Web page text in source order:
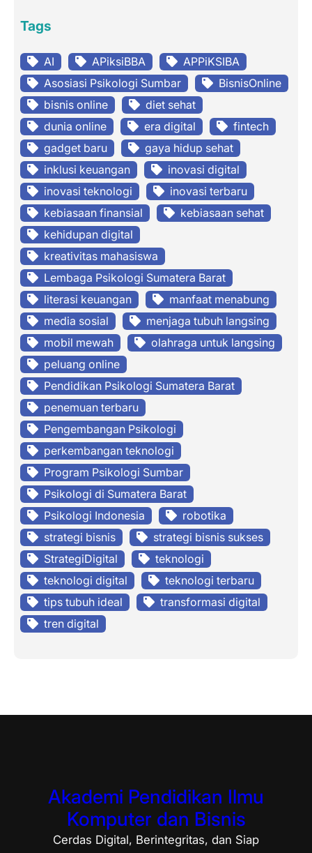
Tags
AI APiksiBBA
APPiKSIBA
Asosiasi Psikologi Sumbar
BisnisOnline
bisnis online
diet sehat
dunia online
era digital
fintech
gadget baru
gaya hidup sehat
inklusi keuangan
inovasi digital
inovasi teknologi
inovasi terbaru
kebiasaan finansial
kebiasaan sehat
kehidupan digital
kreativitas mahasiswa
Lembaga Psikologi Sumatera Barat
literasi keuangan
manfaat menabung
media sosial
menjaga tubuh langsing
mobil mewah
olahraga untuk langsing
peluang online
Pendidikan Psikologi Sumatera Barat
penemuan terbaru
Pengembangan Psikologi
perkembangan teknologi
Program Psikologi Sumbar
Psikologi di Sumatera Barat
Psikologi Indonesia
robotika
strategi bisnis
strategi bisnis sukses
StrategiDigital
teknologi
teknologi digital
teknologi terbaru
tips tubuh ideal
transformasi digital
tren digital
Akademi Pendidikan Ilmu
Komputer dan Bisnis
Cerdas Digital, Berintegritas, dan Siap